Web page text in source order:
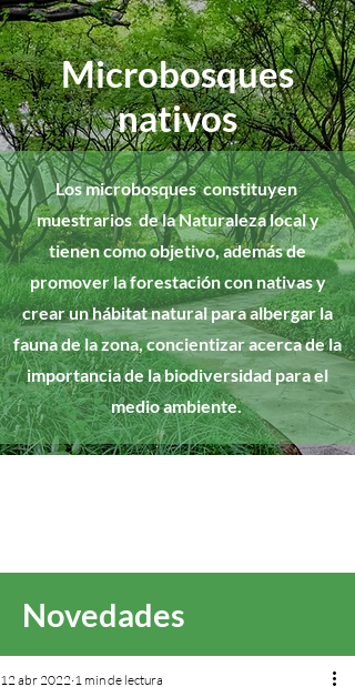
Microbosques
nativos
Los microbosques constituyen
muestrarios de la Naturaleza local y
tienen como objetivo, además de
promover la forestación con nativas y
crear un hábitat natural para albergar la
fauna de la zona, concientizar acerca de la
importancia de la biodiversidad para el
medio ambiente.
Novedades
12 abr 2022 1 min de lectura